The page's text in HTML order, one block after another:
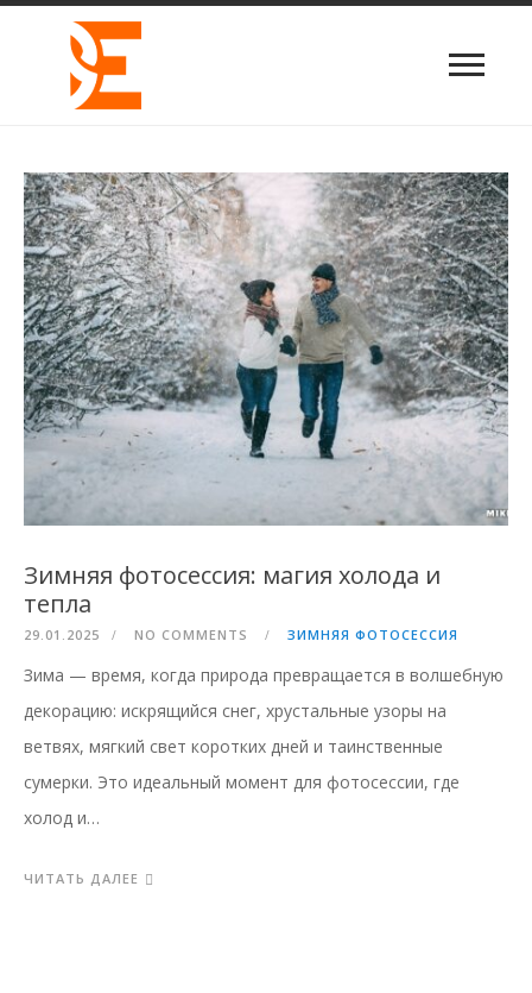
Зимняя фотосессия: магия холода и
тепла
29.01.2025 NO COMMENTS ЗИМНЯЯ ФОТОСЕССИЯ
Зима — время, когда природа превращается в волшебную
декорацию: искрящийся снег, хрустальные узоры на
ветвях, мягкий свет коротких дней и таинственные
сумерки. Это идеальный момент для фотосессии, где
холод и…
ЧИТАТЬ ДАЛЕЕ